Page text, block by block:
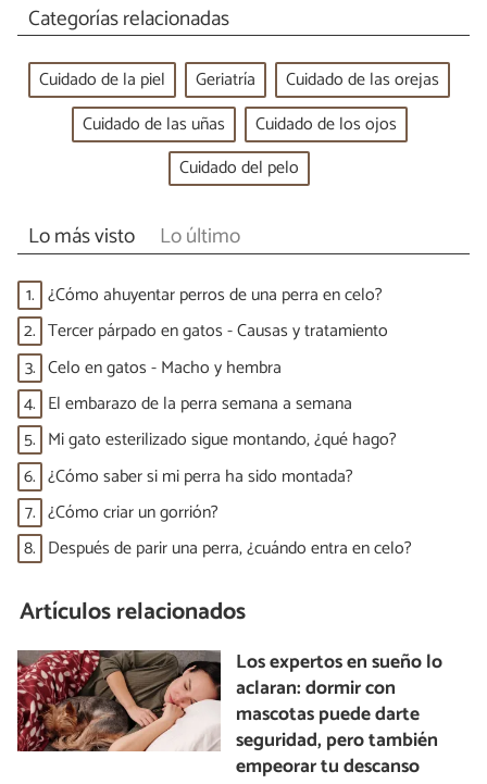
Categorías relacionadas
Cuidado de la piel Geriatría
Cuidado de las orejas
Cuidado de las uñas
Cuidado de los ojos
Cuidado del pelo
Lo más visto Lo último
1. ¿Cómo ahuyentar perros de una perra en celo?
2. Tercer párpado en gatos - Causas y tratamiento
3. Celo en gatos - Macho y hembra
4. El embarazo de la perra semana a semana
5. Mi gato esterilizado sigue montando, ¿qué hago?
6. ¿Cómo saber si mi perra ha sido montada?
7. ¿Cómo criar un gorrión?
8. Después de parir una perra, ¿cuándo entra en celo?
Artículos relacionados
Los expertos en sueño lo
aclaran: dormir con
mascotas puede darte
seguridad, pero también
empeorar tu descanso